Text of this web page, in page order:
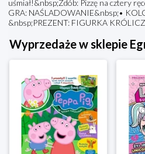
uśmiał!&nbsp;Zdób: Pizzę na cztery
GRA: NAŚLADOWANIE&nbsp;•
&nbsp;PREZENT: FIGURKA
Wyprzedaże w sklepie